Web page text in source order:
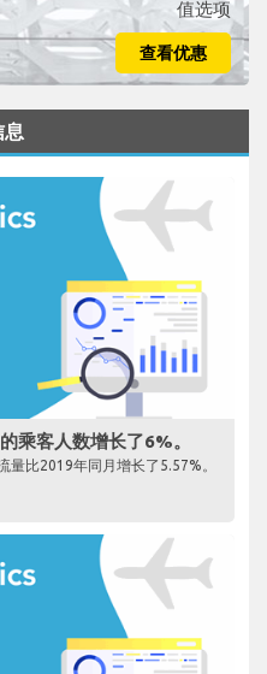
值选项
查看优惠
乘客人数增长了6%。
量比2019年同月增长了5.57%。